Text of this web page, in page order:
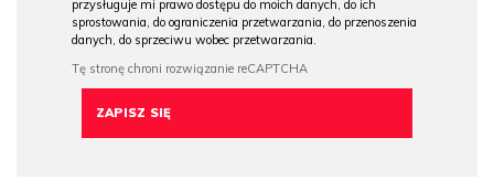
przysługuje mi prawo dostępu do moich danych, do ich
sprostowania, do ograniczenia przetwarzania, do przenoszenia
danych, do sprzeciwu wobec przetwarzania.